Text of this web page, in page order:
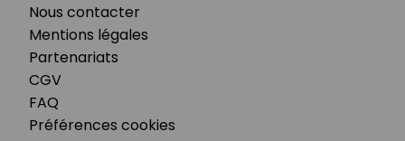
Nous contacter
Mentions légales
Partenariats
CGV
FAQ
Préférences cookies